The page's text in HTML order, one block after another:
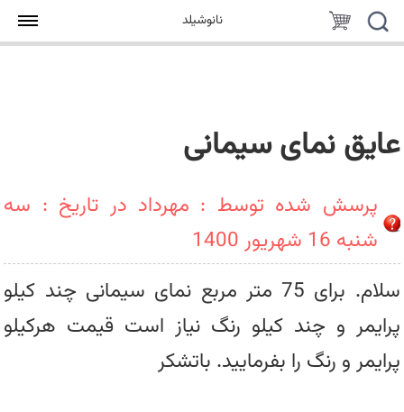
نانوشیلد
عایق نمای سیمانی
پرسش شده توسط : مهرداد در تاریخ : سه
شنبه 16 شهریور 1400
سلام. برای 75 متر مربع نمای سیمانی چند کیلو
پرایمر و چند کیلو رنگ نیاز است قیمت هرکیلو
پرایمر و رنگ را بفرمایید. باتشکر
جستجو
سبد